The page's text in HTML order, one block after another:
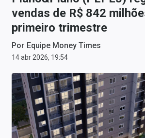
Money Trader
Anuncie
Últimas Notícias
Newsletters
Cotações
Comprar ou vender?
vendas de R$ 842
primeiro trimestre
Por Equipe Money Times
14 abr 2026, 19:54